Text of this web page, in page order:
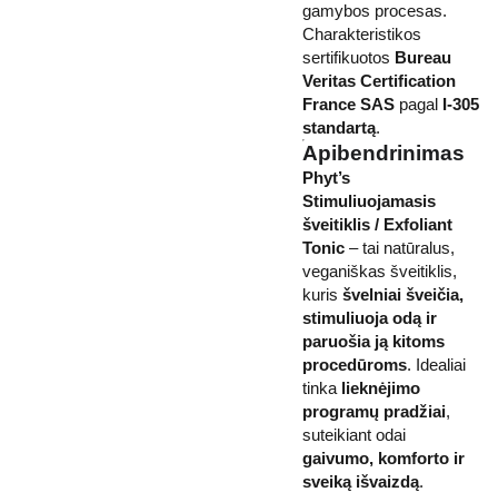
gamybos procesas.
Charakteristikos
sertifikuotos Bureau
Veritas Certification
France SAS pagal I-305
standartą.
Apibendrinimas
Phyt’s
Stimuliuojamasis
šveitiklis / Exfoliant
Tonic – tai natūralus,
veganiškas šveitiklis,
kuris švelniai šveičia,
stimuliuoja odą ir
paruošia ją kitoms
procedūroms. Idealiai
tinka lieknėjimo
programų pradžiai,
suteikiant odai
gaivumo, komforto ir
sveiką išvaizdą.